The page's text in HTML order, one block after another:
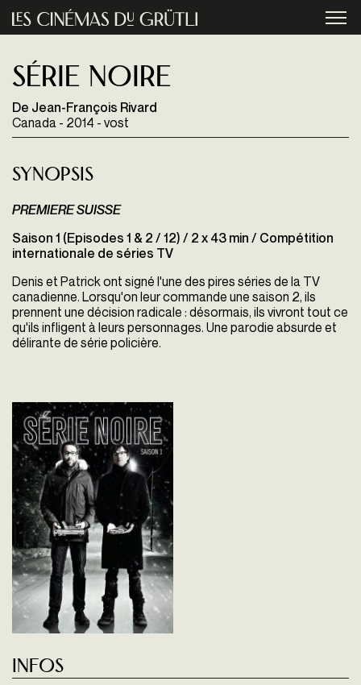
Aller au contenu principal
Série noire
De Jean-François Rivard
Canada - 2014 - vost
Synopsis
PREMIERE SUISSE
Saison 1 (Episodes 1 & 2 / 12) / 2 x 43 min / Compétition
internationale de séries TV
Denis et Patrick ont signé l'une des pires séries de la TV
canadienne. Lorsqu'on leur commande une saison 2, ils
prennent une décision radicale : désormais, ils vivront tout ce
qu'ils infligent à leurs personnages. Une parodie absurde et
délirante de série policière.
Infos